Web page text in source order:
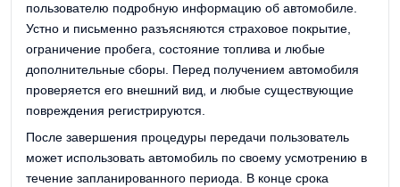
пользователю подробную информацию об автомобиле.
Устно и письменно разъясняются страховое покрытие,
ограничение пробега, состояние топлива и любые
дополнительные сборы. Перед получением автомобиля
проверяется его внешний вид, и любые существующие
повреждения регистрируются.
После завершения процедуры передачи пользователь
может использовать автомобиль по своему усмотрению в
течение запланированного периода. В конце срока